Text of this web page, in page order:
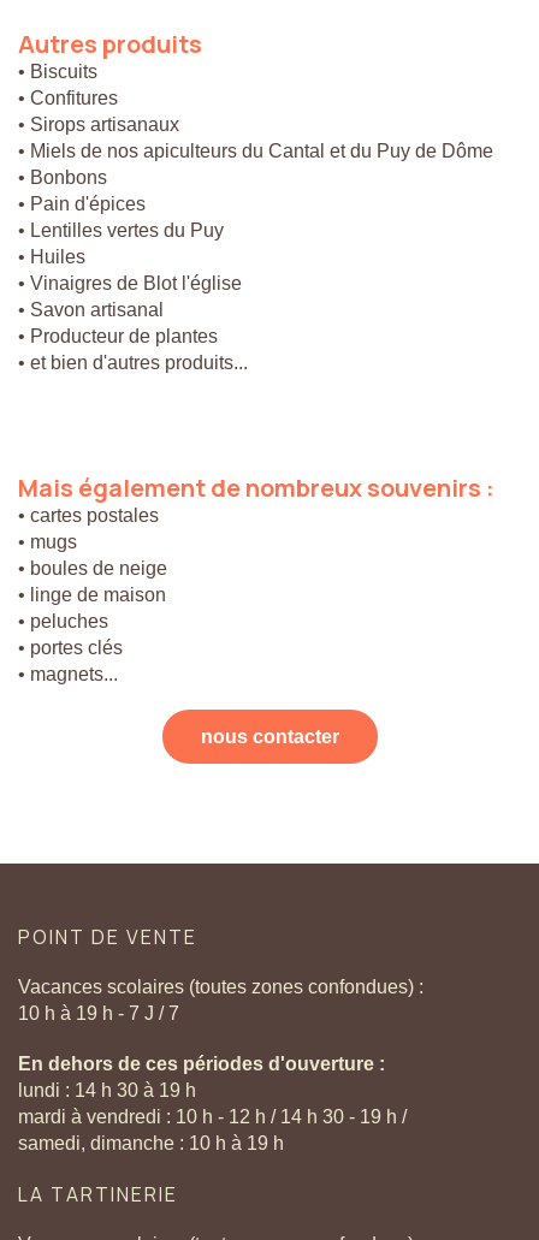
Autres produits
• Biscuits
• Confitures
• Sirops artisanaux
• Miels de nos apiculteurs du Cantal et du Puy de Dôme
• Bonbons
• Pain d'épices
• Lentilles vertes du Puy
• Huiles
• Vinaigres de Blot l'église
• Savon artisanal
• Producteur de plantes
• et bien d'autres produits...
Mais égalementdenombreuxsouvenirs :
• cartes postales
• mugs
• boules de neige
• linge de maison
• peluches
• portes clés
• magnets...
nous contacter
POINT DE VENTE
Vacances scolaires (toutes zones confondues) :
10 h à 19 h - 7 J / 7
En dehors de ces périodes d'ouverture :
lundi : 14 h 30 à 19 h
mardi à vendredi : 10 h - 12 h / 14 h 30 - 19 h /
samedi, dimanche : 10 h à 19 h
LA TARTINERIE